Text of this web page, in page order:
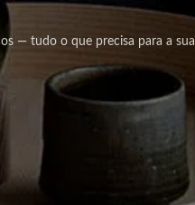
— tudo o que precisa para a sua